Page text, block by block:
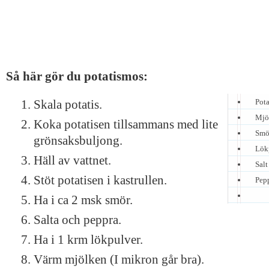
Salt
Så här gör du potatismos:
Skala potatis.
Koka potatisen tillsammans med lite
grönsaksbuljong.
Häll av vattnet.
Stöt potatisen i kastrullen.
Ha i ca 2 msk smör.
Salta och peppra.
Ha i 1 krm lökpulver.
Värm mjölken (I mikron går bra).